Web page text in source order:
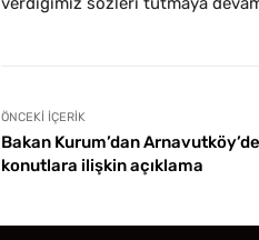
ÖNCEKI İÇERIK
Bakan Kurum’dan
konutlara ilişkin açıklama